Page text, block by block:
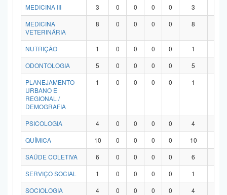
MEDICINA III
3 0 0 0 0 3
MEDICINA
VETERINÁRIA
8 0 0 0 0 8
NUTRIÇÃO 1 0 0 0 0 1
ODONTOLOGIA
5 0 0 0 0 5
PLANEJAMENTO
URBANO E
REGIONAL /
DEMOGRAFIA
1 0 0 0 0 1
PSICOLOGIA 4 0 0 0 0 4
QUÍMICA
10 0 0 0 0 10
SAÚDE COLETIVA
6 0 0 0 0 6
SERVIÇO SOCIAL
1 0 0 0 0 1
SOCIOLOGIA
4 0 0 0 0 4